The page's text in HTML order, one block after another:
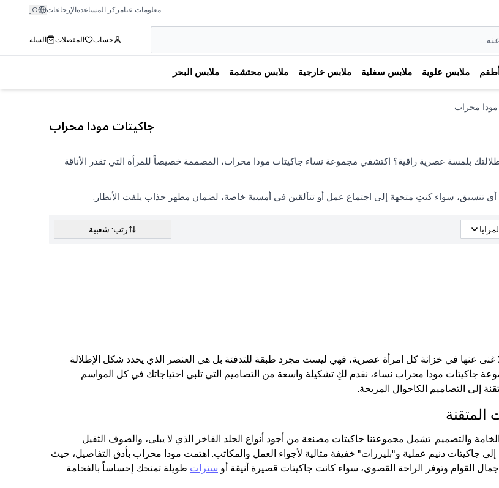
معلومات عنامركز المساعدةالإرجاعات JO
حساب المفضلات السلة
ملابس علوية ملابس سفلية ملابس خارجية ملابس محتشمة ملابس البحر
مودا محراب
جاكيتات مودا محراب
بلمسة عصرية راقية؟ اكتشفي مجموعة نساء جاكيتات مودا محراب، المصممة خصيصاً للمرأة التي تقدر الأناقة
تنسيق، سواء كنتِ متجهة إلى اجتماع عمل أو تتألقين في أمسية خاصة، لضمان مظهر جذاب يلفت الأنظار.
رتب: شعبية
لا غنى عنها في خزانة كل امرأة عصرية، فهي ليست مجرد طبقة للتدفئة بل هي العنصر الذي يحدد شكل الإطلالة
جاكيتات مودا محراب نساء، نقدم لكِ تشكيلة واسعة من التصاميم التي تلبي احتياجاتك في كل المواسم
إلى التصاميم الكاجوال المريحة.
المتقنة
والتصميم. تشمل مجموعتنا جاكيتات مصنعة من أجود أنواع الجلد الفاخر الذي لا يبلى، والصوف الثقيل
إلى جاكيتات دنيم عملية و"بليزرات" خفيفة مثالية لأجواء العمل والمكاتب. اهتمت مودا محراب بأدق التفاصيل، حيث
القوام وتوفر الراحة القصوى، سواء كانت جاكيتات قصيرة أنيقة أو سترات طويلة تمنحك إحساساً بالفخامة